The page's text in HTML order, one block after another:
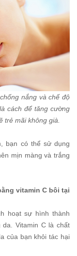
nắng và chế độ
cách để tăng cường
trẻ mãi không già.
bạn có thể sử dụng
mịn màng và trắng
vitamin C bôi tại
hoạt sự hình thành
da. Vitamin C là chất
của bạn khỏi tác hại